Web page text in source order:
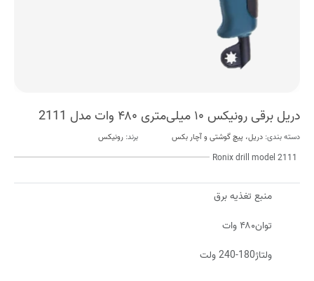
دریل برقی رونیکس ۱۰ میلی‌متری ۴۸۰ وات مدل 2111
دسته بندی: دریل، پیچ گوشتی و آچار بکس برند: رونیکس
Ronix drill model 2111
منبع تغذیه برق
توان۴۸۰ وات
ولتاژ180-240 ولت